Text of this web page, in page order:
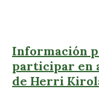
Información
participar en
de Herri